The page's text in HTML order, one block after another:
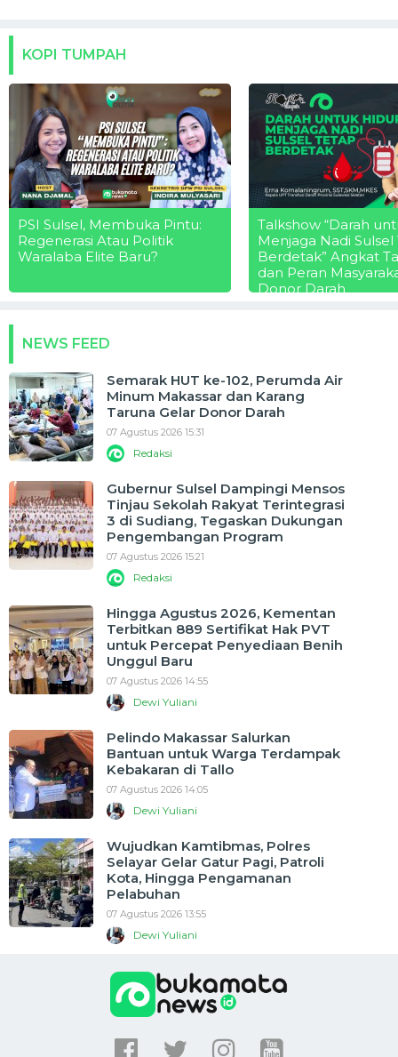
KOPI TUMPAH
PSI Sulsel, Membuka Pintu:
Regenerasi Atau Politik
Waralaba Elite Baru?
Talkshow “Darah
Menjaga Nadi Sulsel
Berdetak” Angkat
dan Peran
Donor Darah
NEWS FEED
Semarak HUT ke-102, Perumda Air
Minum Makassar dan Karang
Taruna Gelar Donor Darah
07 Agustus 2026 15:31
Redaksi
Gubernur Sulsel Dampingi Mensos
Tinjau Sekolah Rakyat Terintegrasi
3 di Sudiang, Tegaskan Dukungan
Pengembangan Program
07 Agustus 2026 15:21
Redaksi
Hingga Agustus 2026, Kementan
Terbitkan 889 Sertifikat Hak PVT
untuk Percepat Penyediaan Benih
Unggul Baru
07 Agustus 2026 14:55
Dewi Yuliani
Pelindo Makassar Salurkan
Bantuan untuk Warga Terdampak
Kebakaran di Tallo
07 Agustus 2026 14:05
Dewi Yuliani
Wujudkan Kamtibmas, Polres
Selayar Gelar Gatur Pagi, Patroli
Kota, Hingga Pengamanan
Pelabuhan
07 Agustus 2026 13:55
Dewi Yuliani